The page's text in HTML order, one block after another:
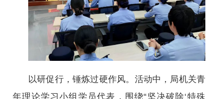
以研促行，锤炼过硬作风。活动中，局机关青
年理论学习小组学员代表，围绕“坚决破除‘特殊